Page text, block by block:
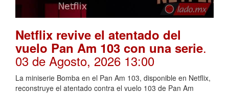
Netflix revive el atentado del
vuelo Pan Am 103 con una serie.
03 de Agosto, 2026 13:00
La miniserie Bomba en el Pan Am 103, disponible en Netflix,
reconstruye el atentado contra el vuelo 103 de Pan Am